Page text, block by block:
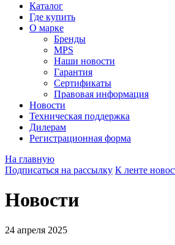
Каталог
Где купить
О марке
Бренды
MPS
Наши новости
Гарантия
Сертификаты
Правовая информация
Новости
Техническая поддержка
Дилерам
Регистрационная форма
На главную
Подписаться на рассылку К ленте
Новости
24 апреля 2025